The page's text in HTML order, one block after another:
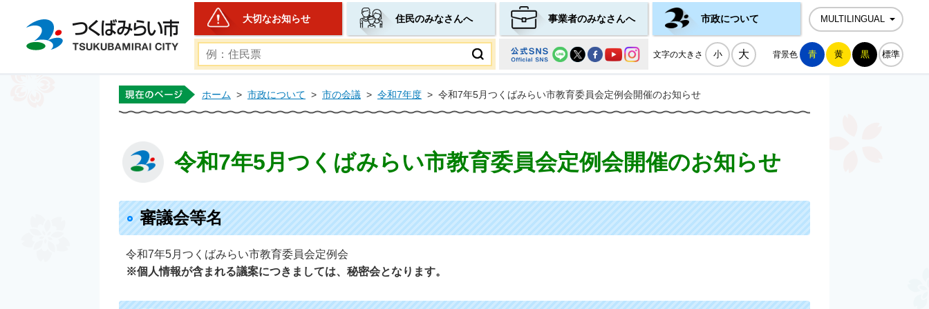
つくばみらい市公式ホームページ
大切なお知らせ 住民のみなさんへ 事業者のみなさんへ 市政について MULTILINGUAL
文字の大きさ 小 大 背景色 青 黄 黒 標準
ホーム > 市政について > 市の会議 > 令和7年度 > 令和7年5月つくばみらい市教育委員会定例会開催のお知らせ
令和7年5月つくばみらい市教育委員会定例会開催のお知らせ
審議会等名
令和7年5月つくばみらい市教育委員会定例会
※個人情報が含まれる議案につきましては、秘密会となります。